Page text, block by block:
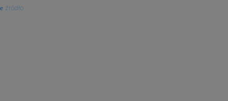
źródło